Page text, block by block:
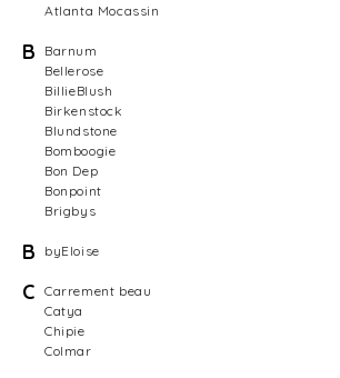
Atlanta Mocassin
B
Barnum
Bellerose
BillieBlush
Birkenstock
Blundstone
Bomboogie
Bon Dep
Bonpoint
Brigbys
B byEloise
C Carrement beau
Catya
Chipie
Colmar